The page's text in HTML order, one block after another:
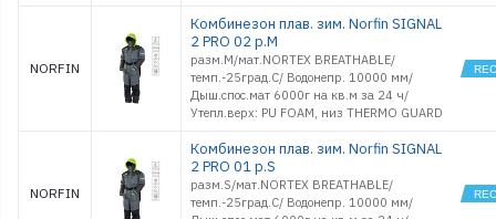
NORFIN
Комбинезон плав. зим. Norfin SIGNAL
2 PRO 02 р.M
разм.M/мат.NORTEX BREATHABLE/
темп.-25град.С/ Водонепр. 10000 мм/
Дыш.спос.мат 6000г на кв.м за 24 ч/
Утепл.верх: PU FOAM, низ THERMO GUARD
NORFIN
Комбинезон плав. зим. Norfin SIGNAL
2 PRO 01 р.S
разм.S/мат.NORTEX BREATHABLE/
темп.-25град.С/ Водонепр. 10000 мм/